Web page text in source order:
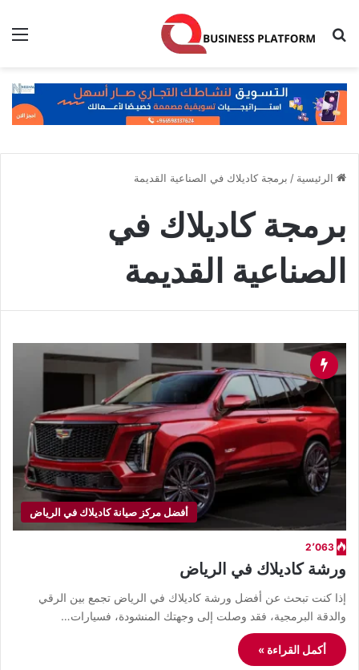
بحث عن
الرئيسية / برمجة كاديلاك في الصناعية القديمة
برمجة كاديلاك في
الصناعية القديمة
أفضل مركز صيانة كاديلاك في الرياض
2٬063
ورشة كاديلاك في الرياض
​إذا كنت تبحث عن أفضل ورشة كاديلاك في الرياض تجمع بين الرقي
والدقة البرمجية، فقد وصلت إلى وجهتك المنشودة، فسيارات…
أكمل القراءة »